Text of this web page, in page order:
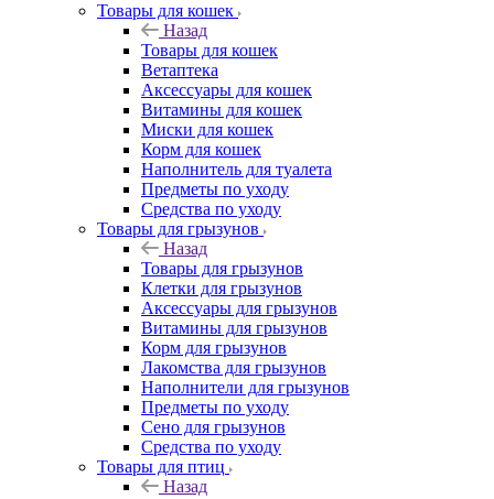
Товары для кошек
Назад
Товары для кошек
Ветаптека
Аксессуары для кошек
Витамины для кошек
Миски для кошек
Корм для кошек
Наполнитель для туалета
Предметы по уходу
Средства по уходу
Товары для грызунов
Назад
Товары для грызунов
Клетки для грызунов
Аксессуары для грызунов
Витамины для грызунов
Корм для грызунов
Лакомства для грызунов
Наполнители для грызунов
Предметы по уходу
Сено для грызунов
Средства по уходу
Товары для птиц
Назад